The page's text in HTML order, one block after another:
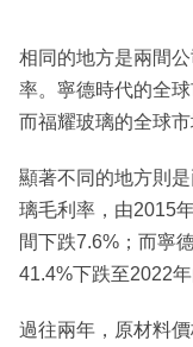
相同的地方是兩間
率。寧德時代的全
而福耀玻璃的全球
顯著不同的地方則
璃毛利率，由2015
間下跌7.6%；而寧
41.4%下跌至2022
過往兩年，原材料